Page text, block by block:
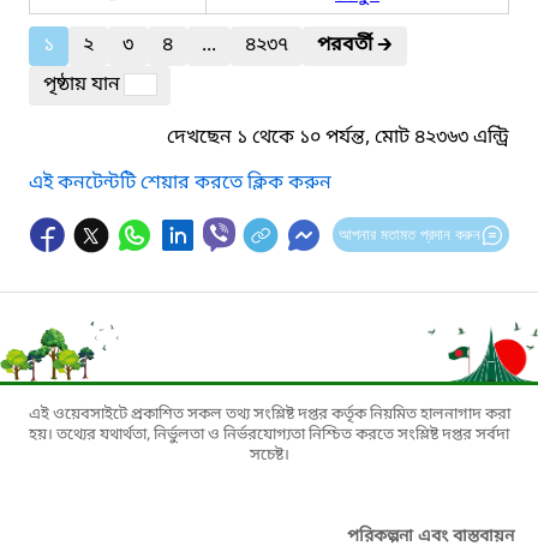
১
২ ৩ ৪ ... ৪২৩৭ পরবর্তী🡲
পৃষ্ঠায় যান
দেখছেন ১ থেকে ১০ পর্যন্ত, মোট ৪২৩৬৩ এন্ট্রি
এই কনটেন্টটি শেয়ার করতে ক্লিক করুন
আপনার মতামত প্রদান করুন
এই ওয়েবসাইটে প্রকাশিত সকল তথ্য সংশ্লিষ্ট দপ্তর কর্তৃক নিয়মিত হালনাগাদ করা
হয়। তথ্যের যথার্থতা, নির্ভুলতা ও নির্ভরযোগ্যতা নিশ্চিত করতে সংশ্লিষ্ট দপ্তর সর্বদা
সচেষ্ট।
পরিকল্পনা এবং বাস্তবায়ন